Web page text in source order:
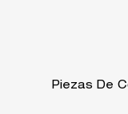
Piezas De